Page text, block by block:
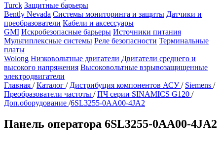
Turck Защитные барьеры
Bently Nevada Системы мониторинга и защиты Датчики и
преобразователи Кабели и аксессуары
GMI Искробезопасные барьеры Источники питания
Мультиплексные системы Реле безопасности Терминальные
платы
Wolong Низковольтные двигатели Двигатели среднего и
высокого напряжения Высоковольтные взрывозащищенные
электродвигатели
Главная / Каталог / Дистрибуция компонентов АСУ / Siemens /
Преобразователи частоты / ПЧ серии SINAMICS G120 /
Доп.оборудование /6SL3255-0AA00-4JA2
Панель оператора 6SL3255-0AA00-4JA2